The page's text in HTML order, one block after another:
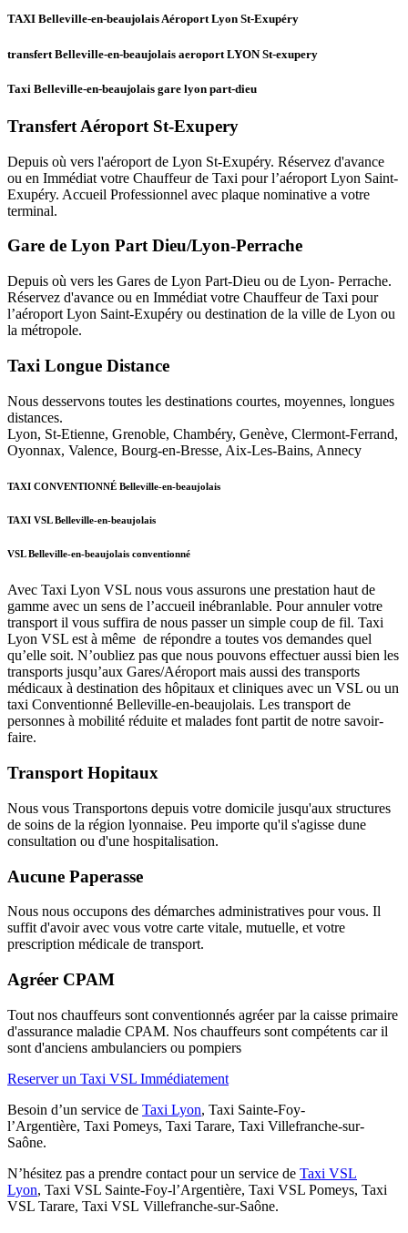
TAXI Belleville-en-beaujolais Aéroport Lyon St-Exupéry
transfert Belleville-en-beaujolais aeroport LYON St-exupery
Taxi Belleville-en-beaujolais gare lyon part-dieu
Transfert Aéroport St-Exupery
Depuis où vers l'aéroport de Lyon St-Exupéry. Réservez d'avance
ou en Immédiat votre Chauffeur de Taxi pour l’aéroport Lyon Saint-
Exupéry. Accueil Professionnel avec plaque nominative a votre
terminal.
Gare de Lyon Part Dieu/Lyon-Perrache
Depuis où vers les Gares de Lyon Part-Dieu ou de Lyon- Perrache.
Réservez d'avance ou en Immédiat votre Chauffeur de Taxi pour
l’aéroport Lyon Saint-Exupéry ou destination de la ville de Lyon ou
la métropole.
Taxi Longue Distance
Nous desservons toutes les destinations courtes, moyennes, longues
distances.
Lyon, St-Etienne, Grenoble, Chambéry, Genève, Clermont-Ferrand,
Oyonnax, Valence, Bourg-en-Bresse, Aix-Les-Bains, Annecy
TAXI CONVENTIONNÉ Belleville-en-beaujolais
TAXI VSL Belleville-en-beaujolais
VSL Belleville-en-beaujolais conventionné
Avec Taxi Lyon VSL nous vous assurons une prestation haut de
gamme avec un sens de l’accueil inébranlable. Pour annuler votre
transport il vous suffira de nous passer un simple coup de fil. Taxi
Lyon VSL est à même de répondre a toutes vos demandes quel
qu’elle soit. N’oubliez pas que nous pouvons effectuer aussi bien les
transports jusqu’aux Gares/Aéroport mais aussi des transports
médicaux à destination des hôpitaux et cliniques avec un VSL ou un
taxi Conventionné Belleville-en-beaujolais. Les transport de
personnes à mobilité réduite et malades font partit de notre savoir-
faire.
Transport Hopitaux
Nous vous Transportons depuis votre domicile jusqu'aux structures
de soins de la région lyonnaise. Peu importe qu'il s'agisse dune
consultation ou d'une hospitalisation.
Aucune Paperasse
Nous nous occupons des démarches administratives pour vous. Il
suffit d'avoir avec vous votre carte vitale, mutuelle, et votre
prescription médicale de transport.
Agréer CPAM
Tout nos chauffeurs sont conventionnés agréer par la caisse primaire
d'assurance maladie CPAM. Nos chauffeurs sont compétents car il
sont d'anciens ambulanciers ou pompiers
Reserver un Taxi VSL Immédiatement
Besoin d’un service de Taxi Lyon, Taxi Sainte-Foy-
l’Argentière, Taxi Pomeys, Taxi Tarare, Taxi Villefranche-sur-
Saône.
N’hésitez pas a prendre contact pour un service de Taxi VSL
Lyon, Taxi VSL Sainte-Foy-l’Argentière, Taxi VSL Pomeys, Taxi
VSL Tarare, Taxi VSL Villefranche-sur-Saône.